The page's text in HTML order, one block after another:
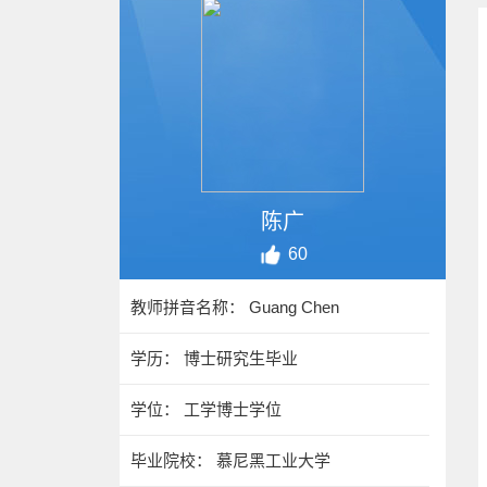
陈广
60
教师拼音名称： Guang Chen
学历： 博士研究生毕业
学位： 工学博士学位
毕业院校： 慕尼黑工业大学